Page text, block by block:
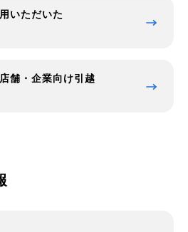
いただいた
舗・企業向け引越